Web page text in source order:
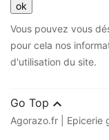
ok
Vous pouvez vous
pour cela nos
d'utilisation du site.
Go Top 
Agorazo.fr | Epicerie